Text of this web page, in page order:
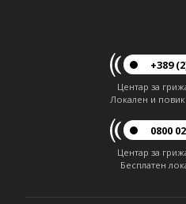
+389
Центар за
Локален и повик
0800
Центар за
Бесплатен